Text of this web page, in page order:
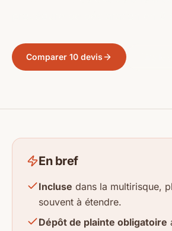
Comparer 10 devis
En bref
Incluse dans la multirisque,
souvent à étendre.
Dépôt de plainte obligatoire